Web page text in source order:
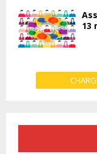
13